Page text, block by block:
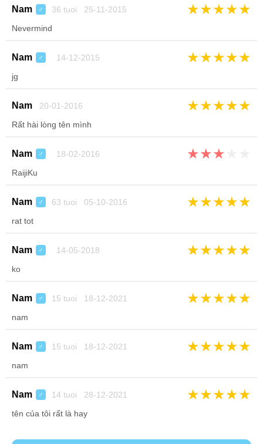
Nam ♂ 36 tuoi 25-11-2015 ★★★★★
Nevermind
Nam ♂ 14-12-2015 ★★★★★
jg
Nam 20-01-2016 ★★★★★
Rất hài lòng tên mình
Nam ♂ 18-02-2016 ★★★
RaijiKu
Nam ♂ 63 tuoi 05-10-2016 ★★★★★
rat tot
Nam ♂ 14-05-2018 ★★★★★
ko
Nam ♂ 15 tuoi 18-12-2021 ★★★★★
nam
Nam ♂ 15 tuoi 18-12-2021 ★★★★★
nam
Nam ♂ 14 tuoi 28-12-2021 ★★★★★
tên của tôi rất là hay